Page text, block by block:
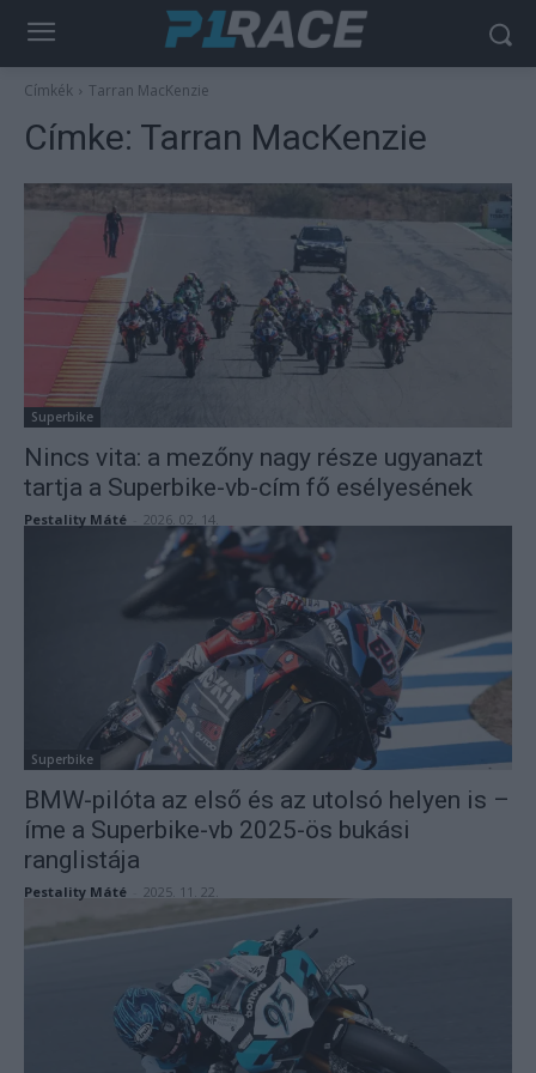
Címkék Tarran MacKenzie
Címke: Tarran MacKenzie
Superbike
Nincs vita: a mezőny nagy része ugyanazt
tartja a Superbike-vb-cím fő esélyesének
Pestality Máté 2026. 02. 14.
Superbike
BMW-pilóta az első és az utolsó helyen is –
íme a Superbike-vb 2025-ös bukási
ranglistája
Pestality Máté 2025. 11. 22.